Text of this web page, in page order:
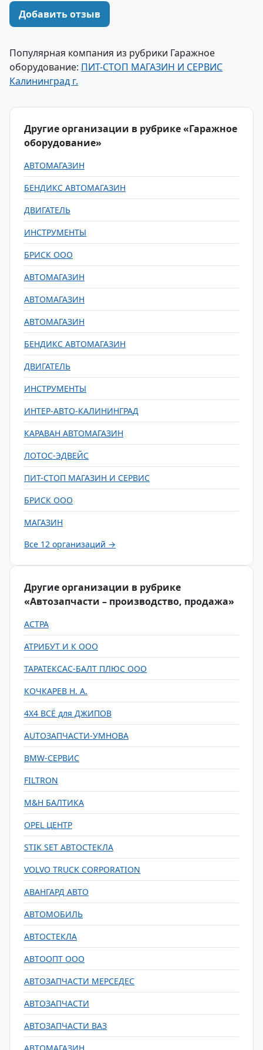
Добавить отзыв
Популярная компания из рубрики Гаражное
оборудование: ПИТ-СТОП МАГАЗИН И СЕРВИС
Калининград г.
Другие организации в рубрике «Гаражное
оборудование»
АВТОМАГАЗИН
БЕНДИКС АВТОМАГАЗИН
ДВИГАТЕЛЬ
ИНСТРУМЕНТЫ
БРИСК ООО
АВТОМАГАЗИН
АВТОМАГАЗИН
АВТОМАГАЗИН
БЕНДИКС АВТОМАГАЗИН
ДВИГАТЕЛЬ
ИНСТРУМЕНТЫ
ИНТЕР-АВТО-КАЛИНИНГРАД
КАРАВАН АВТОМАГАЗИН
ЛОТОС-ЭДВЕЙС
ПИТ-СТОП МАГАЗИН И СЕРВИС
БРИСК ООО
МАГАЗИН
Все 12 организаций →
Другие организации в рубрике
«Автозапчасти – производство, продажа»
АСТРА
АТРИБУТ И К ООО
ТАРАТЕКСАС-БАЛТ ПЛЮС ООО
КОЧКАРЕВ Н. А.
4Х4 ВСЁ для ДЖИПОВ
AUTOЗАПЧАСТИ-УМНОВА
BMW-СЕРВИС
FILTRON
M&H БАЛТИКА
OPEL ЦЕНТР
STIK SET АВТОСТЕКЛА
VOLVO TRUCK CORPORATION
АВАНГАРД АВТО
АВТОМОБИЛЬ
АВТОСТЕКЛА
АВТООПТ ООО
АВТОЗАПЧАСТИ МЕРСЕДЕС
АВТОЗАПЧАСТИ
АВТОЗАПЧАСТИ ВАЗ